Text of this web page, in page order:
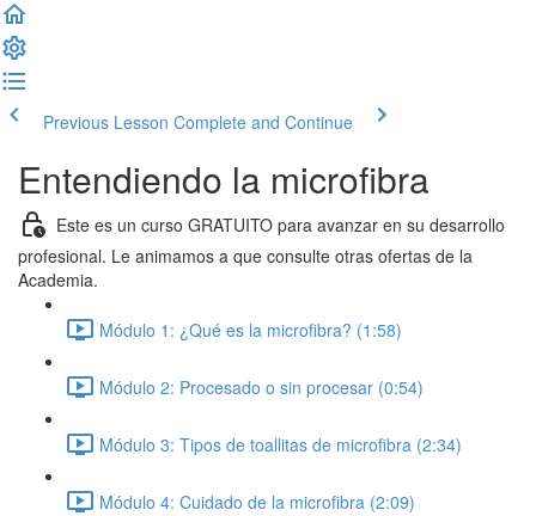
Previous Lesson Complete and Continue
Entendiendo la microfibra
Este es un curso GRATUITO para avanzar en su desarrollo
profesional. Le animamos a que consulte otras ofertas de la
Academia.
Módulo 1: ¿Qué es la microfibra? (1:58)
Módulo 2: Procesado o sin procesar (0:54)
Módulo 3: Tipos de toallitas de microfibra (2:34)
Módulo 4: Cuidado de la microfibra (2:09)